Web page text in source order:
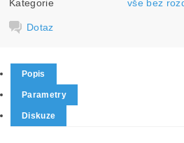
Kategorie vše bez
Dotaz
Popis
Parametry
Diskuze